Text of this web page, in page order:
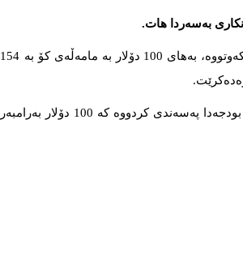
به‌سه‌ردا هات.
بەپێی ئەو نرخانەی ئەمڕۆ "زەمەن" لە بۆرسەی هەولێرو بەغدادەوە دەستیكەوتووە، بەهای 100 دۆلار بە مامەڵەی كۆ بە 154
به‌رزی نرخی دۆلار له‌ كاتێكدایه‌ په‌رله‌مان عێراق، له‌ ماده‌ی یه‌كه‌می یاسای بودجه‌دا په‌سه‌ندى كردووە كه‌ 100 دۆلار به‌رامبه‌ر